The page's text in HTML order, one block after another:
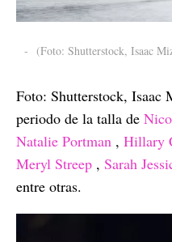
- (Foto: Shutterstock, Isaac
Foto: Shutterstock, Isaac
periodo de la talla de
Natalie Portman , Hillary
Meryl Streep , Sarah
entre otras.